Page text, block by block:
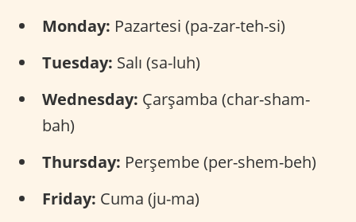
Monday: Pazartesi (pa-zar-teh-si)
Tuesday: Salı (sa-luh)
Wednesday: Çarşamba (char-sham-
bah)
Thursday: Perşembe (per-shem-beh)
Friday: Cuma (ju-ma)